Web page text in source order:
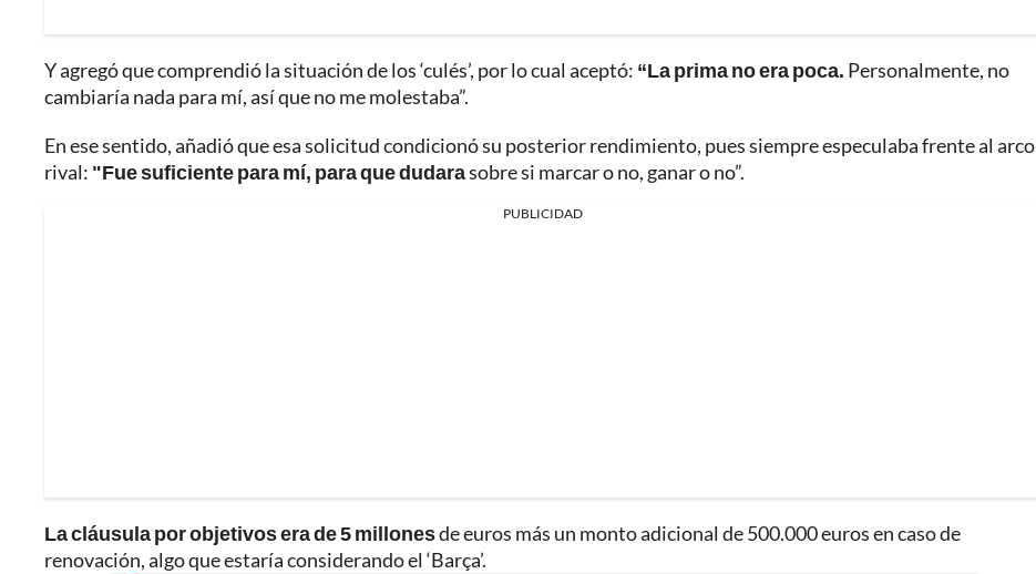
Y agregó que comprendió la situación de los ‘culés’, por lo cual aceptó: “La prima no era poca. Personalmente, no
cambiaría nada para mí, así que no me molestaba”.
En ese sentido, añadió que esa solicitud condicionó su posterior rendimiento, pues siempre especulaba frente al arco
rival: "Fue suficiente para mí, para que dudarasobre si marcar o no, ganar o no”.
PUBLICIDAD
La cláusula por objetivos era de 5 millonesde euros más un monto adicional de 500.000 euros en caso de
renovación, algo que estaría considerando el ‘Barça’.